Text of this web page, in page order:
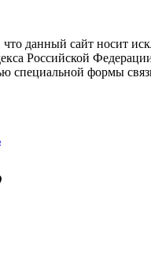
данный сайт носит
Российской
специальной формы